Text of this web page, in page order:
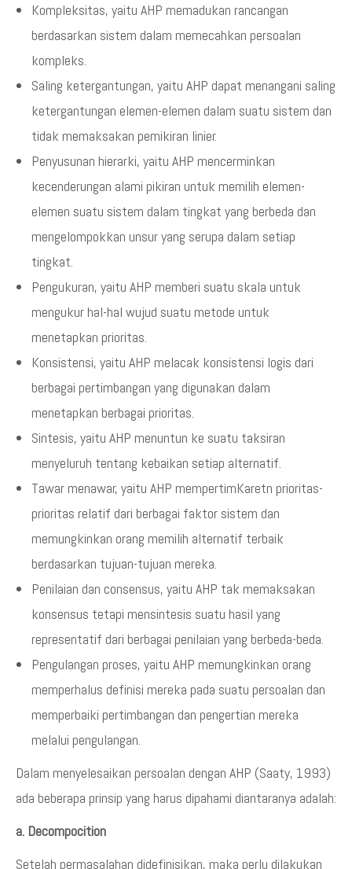
Kompleksitas, yaitu AHP memadukan rancangan
berdasarkan sistem dalam memecahkan persoalan
kompleks.
Saling ketergantungan, yaitu AHP dapat menangani saling
ketergantungan elemen-elemen dalam suatu sistem dan
tidak memaksakan pemikiran linier.
Penyusunan hierarki, yaitu AHP mencerminkan
kecenderungan alami pikiran untuk memilih elemen-
elemen suatu sistem dalam tingkat yang berbeda dan
mengelompokkan unsur yang serupa dalam setiap
tingkat.
Pengukuran, yaitu AHP memberi suatu skala untuk
mengukur hal-hal wujud suatu metode untuk
menetapkan prioritas.
Konsistensi, yaitu AHP melacak konsistensi logis dari
berbagai pertimbangan yang digunakan dalam
menetapkan berbagai prioritas.
Sintesis, yaitu AHP menuntun ke suatu taksiran
menyeluruh tentang kebaikan setiap alternatif.
Tawar menawar, yaitu AHP mempertimKaretn prioritas-
prioritas relatif dari berbagai faktor sistem dan
memungkinkan orang memilih alternatif terbaik
berdasarkan tujuan-tujuan mereka.
Penilaian dan consensus, yaitu AHP tak memaksakan
konsensus tetapi mensintesis suatu hasil yang
representatif dari berbagai penilaian yang berbeda-beda.
Pengulangan proses, yaitu AHP memungkinkan orang
memperhalus definisi mereka pada suatu persoalan dan
memperbaiki pertimbangan dan pengertian mereka
melalui pengulangan.
Dalam menyelesaikan persoalan dengan AHP (Saaty, 1993)
ada beberapa prinsip yang harus dipahami diantaranya adalah:
a. Decompocition
Setelah permasalahan didefinisikan, maka perlu dilakukan